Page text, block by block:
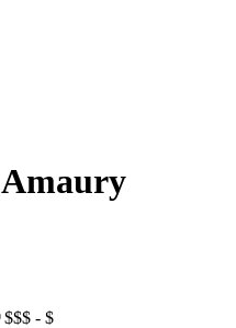
Amaury
$$$ - $